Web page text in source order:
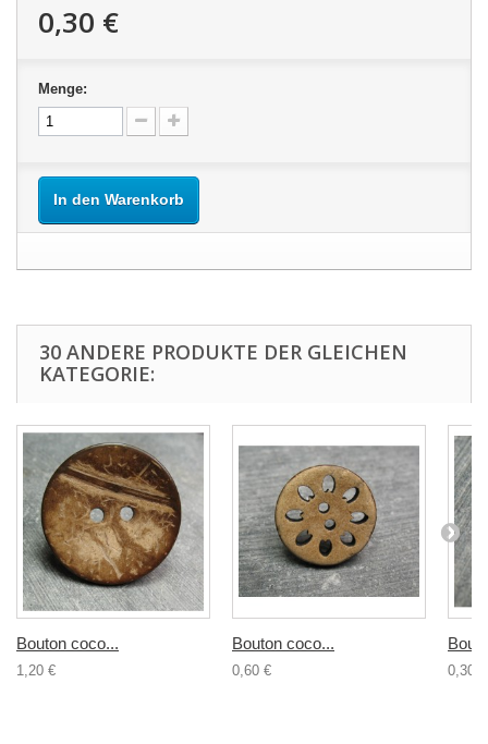
0,30 €
Menge:
In den Warenkorb
30 ANDERE PRODUKTE DER GLEICHEN
KATEGORIE:
Bouton coco...
1,20 €
Bouton coco...
0,60 € 0,30 €